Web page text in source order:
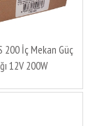
200 İç Mekan Güç
12V 200W